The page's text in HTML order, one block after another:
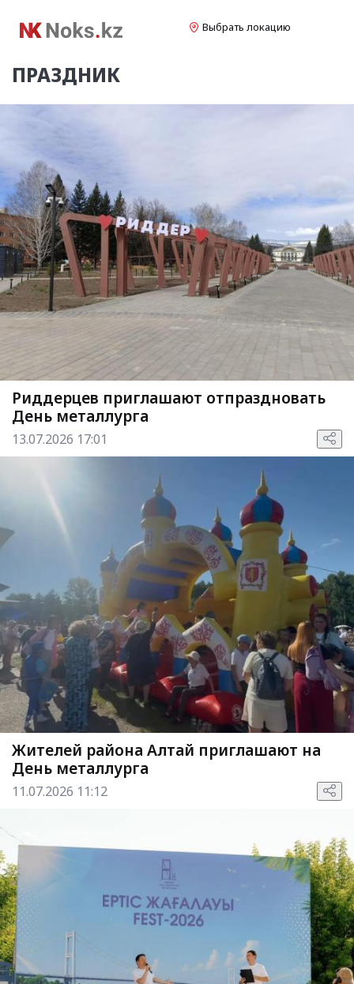
Выбрать локацию
ПРАЗДНИК
Риддерцев приглашают отпраздновать
День металлурга
13.07.2026 17:01
Жителей района Алтай приглашают на
День металлурга
11.07.2026 11:12